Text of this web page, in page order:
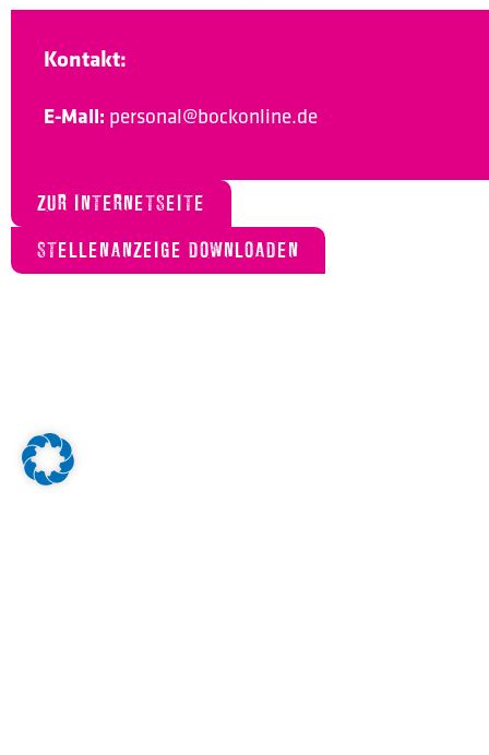
Kontakt:
E-Mail: personal@bockonline.de
ZUR INTERNETSEITE
STELLENANZEIGE DOWNLOADEN